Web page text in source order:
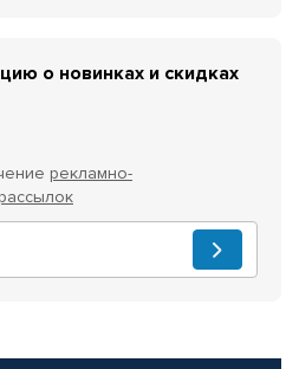
о новинках и скидках
рекламно-